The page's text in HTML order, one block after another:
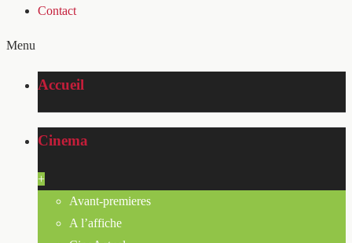
Contact
Menu
Accueil
Cinema
+
Avant-premieres
A l’affiche